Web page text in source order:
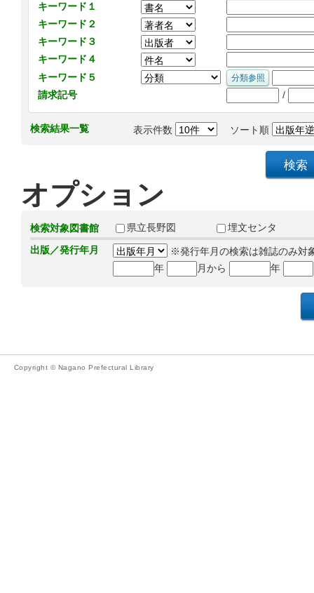
キーワード１
キーワード２
キーワード３
キーワード４
キーワード５
請求記号
/
検索結果一覧 表示件数 ソート順
オプション
検索対象図書館 県立長野図
埋文センタ
出版／発行年月
※発行年月の検索は雑誌のみ対
年
月から 年
Copyright © Nagano Prefectural Library